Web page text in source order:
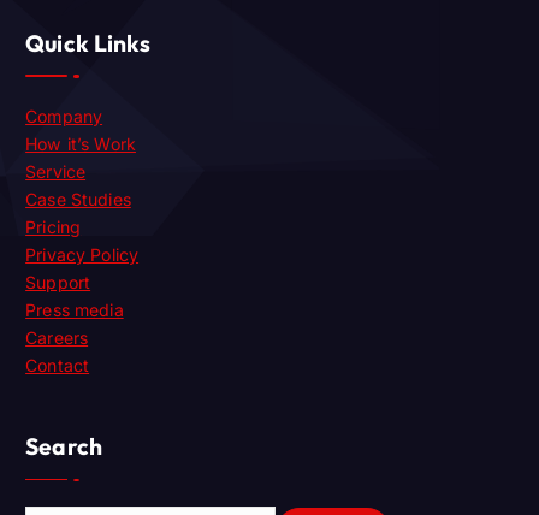
Quick Links
Company
How it’s Work
Service
Case Studies
Pricing
Privacy Policy
Support
Press media
Careers
Contact
Search